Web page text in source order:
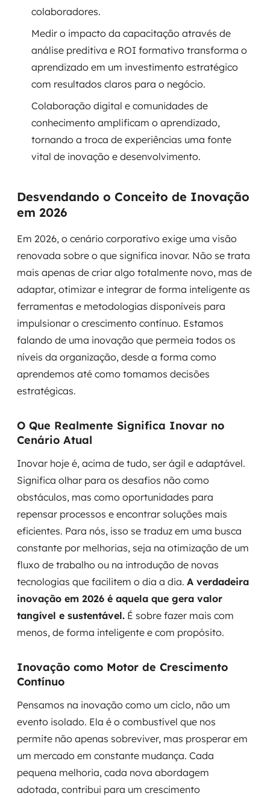
FinOps
Billing Cloud
Gestão de infraestrutura
Escalar com segurança
Pentest
DevSecOps
Consultoria de segurança
Simulação de Phishing
Segurança de aplicações e Cloud
colaboradores.
Medir o impacto da capacitação através de
análise preditiva e ROI formativo transforma o
aprendizado em um investimento estratégico
com resultados claros para o negócio.
Colaboração digital e comunidades de
conhecimento amplificam o aprendizado,
tornando a troca de experiências uma fonte
vital de inovação e desenvolvimento.
Desvendando o Conceito de Inovação
em 2026
Em 2026, o cenário corporativo exige uma visão
renovada sobre o que significa inovar. Não se trata
mais apenas de criar algo totalmente novo, mas de
adaptar, otimizar e integrar de forma inteligente as
ferramentas e metodologias disponíveis para
impulsionar o crescimento contínuo. Estamos
falando de uma inovação que permeia todos os
níveis da organização, desde a forma como
aprendemos até como tomamos decisões
estratégicas.
O Que Realmente Significa Inovar no
Cenário Atual
Inovar hoje é, acima de tudo, ser ágil e adaptável.
Significa olhar para os desafios não como
obstáculos, mas como oportunidades para
repensar processos e encontrar soluções mais
eficientes. Para nós, isso se traduz em uma busca
constante por melhorias, seja na otimização de um
fluxo de trabalho ou na introdução de novas
tecnologias que facilitem o dia a dia. A verdadeira
inovação em 2026 é aquela que gera valor
tangível e sustentável. É sobre fazer mais com
menos, de forma inteligente e com propósito.
Inovação como Motor de Crescimento
Contínuo
Pensamos na inovação como um ciclo, não um
evento isolado. Ela é o combustível que nos
permite não apenas sobreviver, mas prosperar em
um mercado em constante mudança. Cada
pequena melhoria, cada nova abordagem
adotada, contribui para um crescimento